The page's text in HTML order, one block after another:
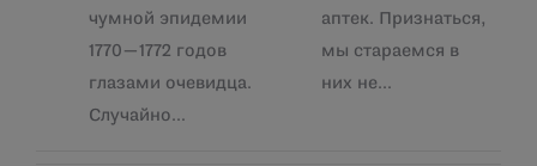
чумной эпидемии
1770—1772 годов
глазами очевидца.
Случайно…
аптек. Признаться,
мы стараемся в
них не…